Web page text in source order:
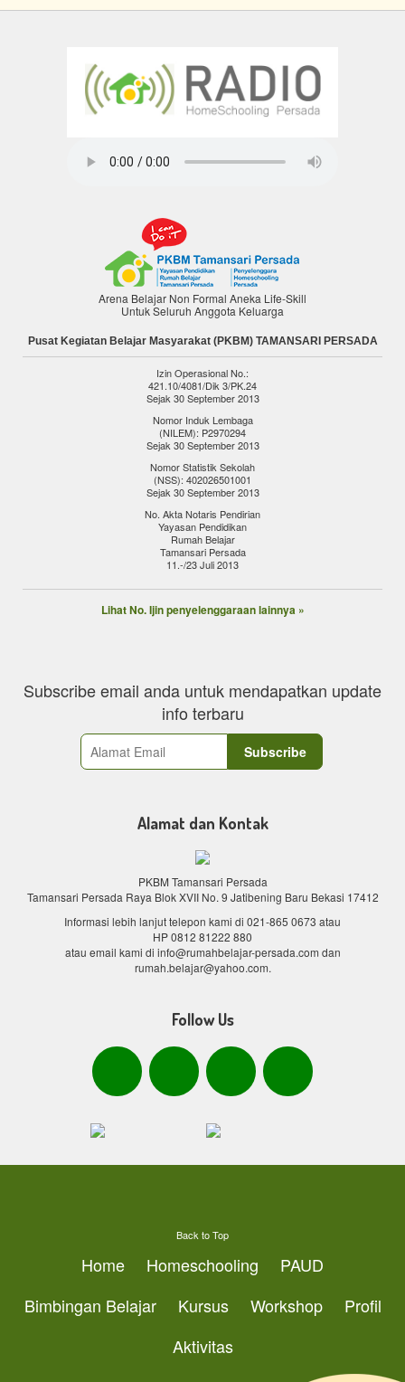
Arena Belajar Non Formal Aneka Life-Skill
Untuk Seluruh Anggota Keluarga
Pusat Kegiatan Belajar Masyarakat (PKBM) TAMANSARI PERSADA
Izin Operasional No.:
421.10/4081/Dik 3/PK.24
Sejak 30 September 2013
Nomor Induk Lembaga
(NILEM): P2970294
Sejak 30 September 2013
Nomor Statistik Sekolah
(NSS): 402026501001
Sejak 30 September 2013
No. Akta Notaris Pendirian
Yayasan Pendidikan
Rumah Belajar
Tamansari Persada
11.-/23 Juli 2013
Lihat No. Ijin penyelenggaraan lainnya »
Subscribe email anda untuk mendapatkan update
info terbaru
Alamat dan Kontak
PKBM Tamansari Persada
Tamansari Persada Raya Blok XVII No. 9 Jatibening Baru Bekasi 17412
Informasi lebih lanjut telepon kami di 021-865 0673 atau
HP 0812 81222 880
atau email kami di info@rumahbelajar-persada.com dan
rumah.belajar@yahoo.com.
Follow Us
Back to Top
Home Homeschooling
PAUD
Bimbingan Belajar
Kursus Workshop
Profil
Aktivitas